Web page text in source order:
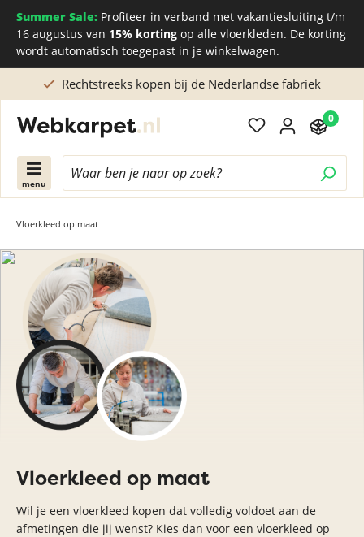
Summer Sale: Profiteer in verband met vakantiesluiting t/m
16 augustus van 15% korting op alle vloerkleden. De korting
wordt automatisch toegepast in je winkelwagen.
Rechtstreeks kopen bij de Nederlandse fabriek
menu
0
Vloerkleed op maat
Vloerkleed op maat
Wil je een vloerkleed kopen dat volledig voldoet aan de
afmetingen die jij wenst? Kies dan voor een vloerkleed op